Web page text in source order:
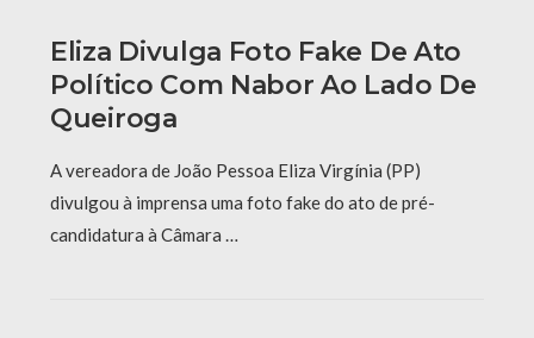
Eliza Divulga Foto Fake De Ato
Político Com Nabor Ao Lado De
Queiroga
A vereadora de João Pessoa Eliza Virgínia (PP)
divulgou à imprensa uma foto fake do ato de pré-
candidatura à Câmara …